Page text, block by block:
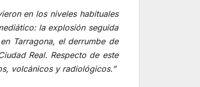
en los niveles habituales
la explosión seguida
Tarragona, el derrumbe de
Real. Respecto de este
volcánicos y radiológicos.”